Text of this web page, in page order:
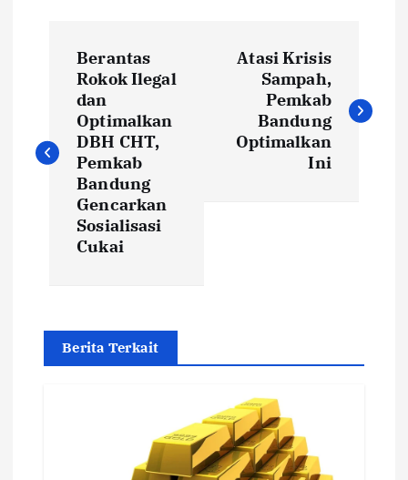
s
t
Berantas
Rokok Ilegal
dan
Optimalkan
DBH CHT,
Pemkab
Bandung
Gencarkan
Sosialisasi
Cukai
Atasi Krisis
Sampah,
Pemkab
Bandung
Optimalkan
Ini
Berita Terkait